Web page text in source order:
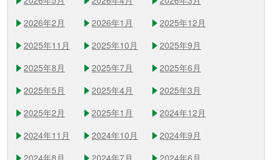
2026年2月
2026年1月
2025年12月
2025年11月
2025年10月
2025年9月
2025年8月
2025年7月
2025年6月
2025年5月
2025年4月
2025年3月
2025年2月
2025年1月
2024年12月
2024年11月
2024年10月
2024年9月